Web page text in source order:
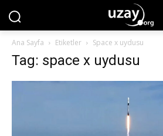
Ana Sayfa Etiketler Space x uydusu
Tag: space x uydusu